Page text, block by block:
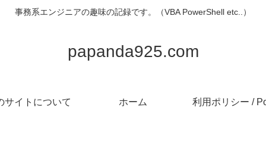
事務系エンジニアの趣味の記録です。（VBA PowerShell etc..）
papanda925.com
サイトについて ホーム 利用ポリシー /